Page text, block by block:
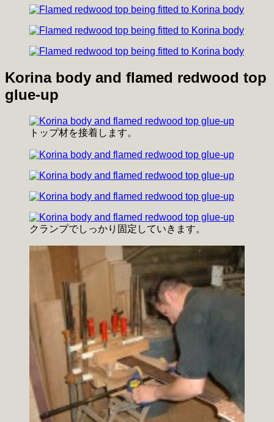
Korina body and flamed redwood top
glue-up
トップ材を接着します。
クランプでしっかり固定していきます。